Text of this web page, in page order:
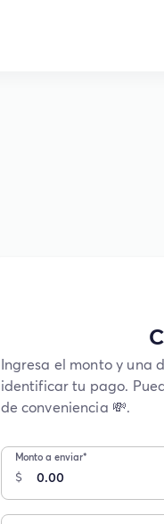
Ingresa el monto y una
identificar tu pago.
de conveniencia 💸.
Monto a enviar*
$